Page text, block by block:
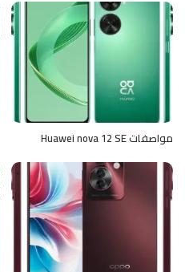
مواصفات Huawei nova 12 SE